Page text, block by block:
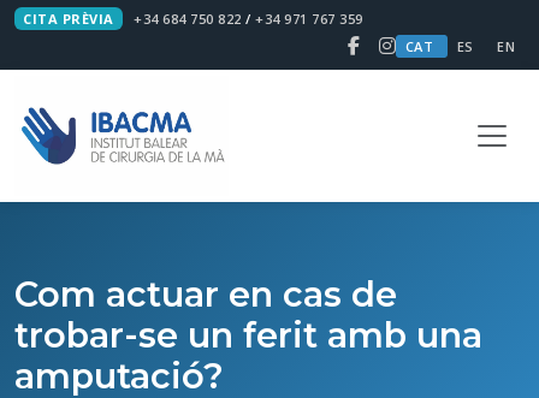
CITA PRÈVIA +34 684 750 822 /+34 971 767 359
CAT
ES EN
Com actuar en cas de
trobar-se un ferit amb una
amputació?